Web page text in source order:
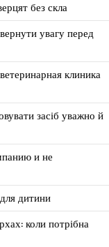
без скла
увагу перед
клиника
засіб уважно й
и не
дитини
коли потрібна